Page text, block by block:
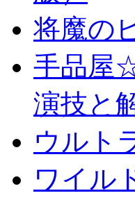
将魔の
手品屋
演技と
ウルト
ワイル